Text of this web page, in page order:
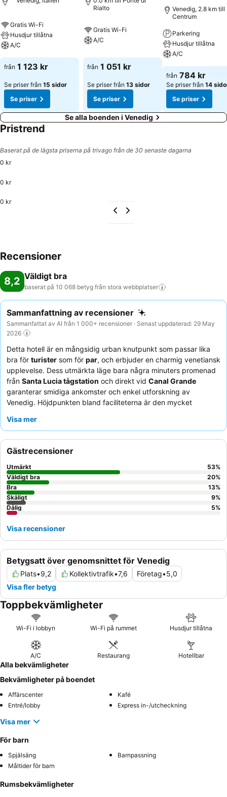
Gratis Wi-Fi
Husdjur tillåtna
A/C
från 1 123 kr
Se priser från 15 sidor
Se priser
Rialto
Gratis Wi-Fi
A/C
från 1 051 kr
Se priser från 13 sidor
Se priser
Venedig, 2.8 km till
Centrum
Parkering
Husdjur tillåtna
A/C
från 784 kr
Se priser från 14
Se priser
Se alla boenden i Venedig
Pristrend
Baserat på de lägsta priserna på trivago från de 30 senaste dagarna
0 kr
0 kr
0 kr
Recensioner
8,2 Väldigt bra
baserat på 10 068 betyg från stora webbplatser
Sammanfattning av recensioner
Sammanfattat av AI från 1 000+ recensioner · Senast uppdaterad: 29 May
2026
Detta hotell är en mångsidig urban knutpunkt som passar lika
bra för turister som för par, och erbjuder en charmig venetiansk
upplevelse. Dess utmärkta läge bara några minuters promenad
från Santa Lucia tågstation och direkt vid Canal Grande
garanterar smidiga ankomster och enkel utforskning av
Venedig. Höjdpunkten bland faciliteterna är den mycket
färska och högkvalitativa produkter, som avnjuts på en terrass
receptionsteamet
professionalism och uppmärksamhet, vilket bidrar till en bekväm
vistelse. För en verkligt autentisk venetiansk ankomst, överväg
att använda hotellets
Visa mer
Betygsatt över genomsnittet för Venedig
Plats•9,2 Kollektivtrafik•7,6 Företag•5,0
Visa fler betyg
Gästrecensioner
Utmärkt 53%
Väldigt bra
20%
Bra
13%
Skäligt
9%
Dålig
5%
Visa recensioner
Toppbekvämligheter
Wi-Fi i lobbyn Wi-Fi på rummet Husdjur tillåtna
A/C Restaurang Hotellbar
Alla bekvämligheter
Bekvämligheter på boendet
Affärscenter
Kafé
Entré/lobby
Express in-/utcheckning
Visa mer
För barn
Spjälsäng
Barnpassning
Måltider för barn
Rumsbekvämligheter